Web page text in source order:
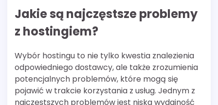
Jakie są najczęstsze problemy
z hostingiem?
Wybór hostingu to nie tylko kwestia znalezienia
odpowiedniego dostawcy, ale także zrozumienia
potencjalnych problemów, które mogą się
pojawić w trakcie korzystania z usług. Jednym z
najczęstszych problemów jest niska wydajność